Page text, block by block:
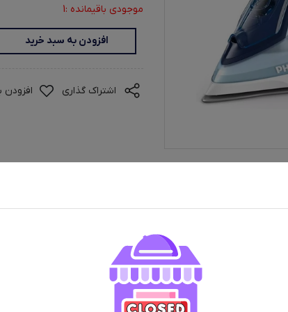
موجودی باقیمانده :1
افزودن به سبد خرید
اشتراک گذاری افزودن